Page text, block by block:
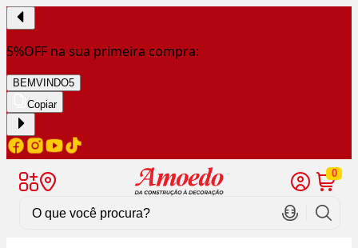
5%OFF na sua primeira compra:
BEMVINDO5
Copiar
0